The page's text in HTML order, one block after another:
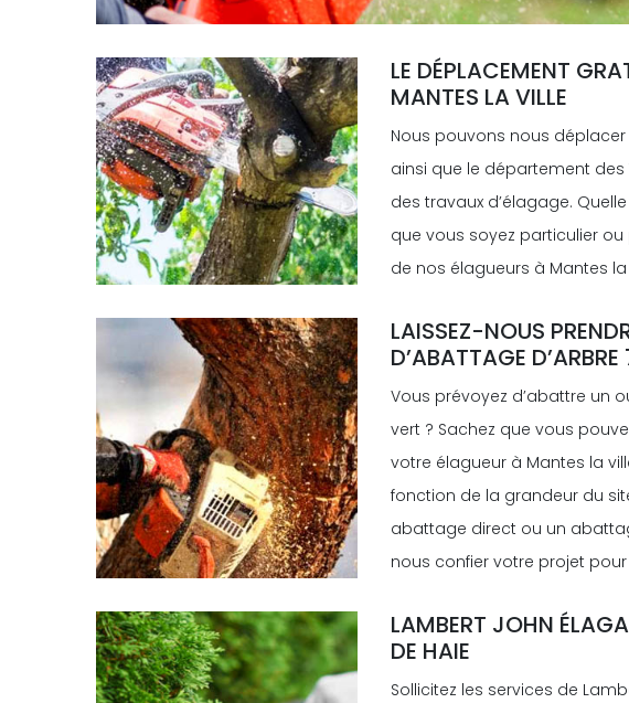
LE DÉPLACEMENT
MANTES LA VILLE
Nous pouvons nous
ainsi que le département des
des travaux d’élagage.
que vous soyez particulier
de nos élagueurs à Mantes
LAISSEZ-NOUS
D’ABATTAGE
Vous prévoyez d’abattre un
vert ? Sachez que vous
votre élagueur à Mantes la
fonction de la grandeur du
abattage direct ou un
nous confier votre projet
LAMBERT JOHN
DE HAIE
Sollicitez les services de